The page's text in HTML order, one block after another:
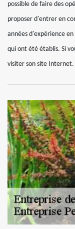
possible de faire des
proposer d'entrer en
années d'expérience
qui ont été établis. Si
visiter son site Internet.